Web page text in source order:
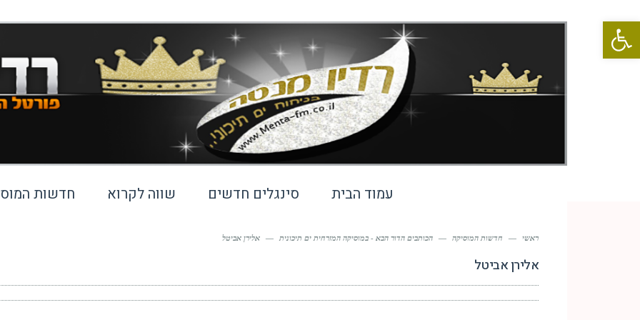
פתח סרגל נגישות
עמוד הבית סינגלים חדשים שווה לקרוא חדשות
ראשי — חדשות המוסיקה — הכותבים הדור הבא - במוסיקה המזרחית ים תיכונית — אלירן אביטל
אלירן אביטל